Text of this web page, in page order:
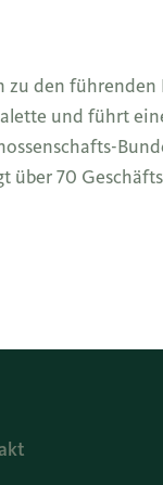
zu den führenden
und führt
über 70